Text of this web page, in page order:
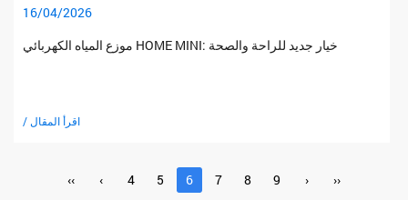
16/04/2026
موزع المياه الكهربائي HOME MINI: خيار جديد للراحة والصحة
/ اقرأ المقال
‹‹ ‹ 4 5 6 7 8 9 › ››